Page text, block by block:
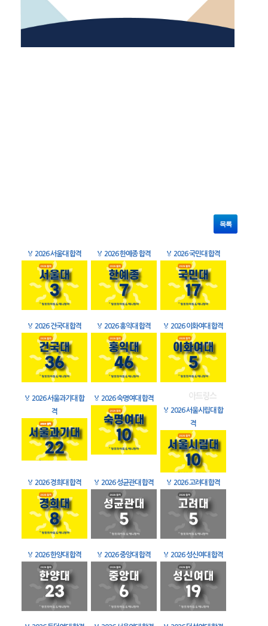
목록
🏅 2026 서울대 합격 🏅 2026 한예종 합격 🏅 2026 국민대 합격
🏅 2026 건국대 합격 🏅 2026 홍익대 합격 🏅 2026 이화여대 합격
🏅 2026 서울과기대 합
격
🏅 2026 숙명여대 합격
🏅 2026 서울시립대 합
격
🏅 2026 경희대 합격 🏅 2026 성균관대 합격 🏅 2026 고려대 합격
🏅 2026 한양대 합격 🏅 2026 중앙대 합격 🏅 2026 성신여대 합격